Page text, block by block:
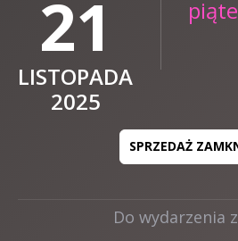
Do wydarzenia
21
LISTOPADA
2025
SPRZEDAŻ